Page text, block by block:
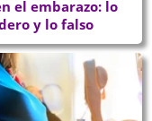
el embarazo: lo
y lo falso